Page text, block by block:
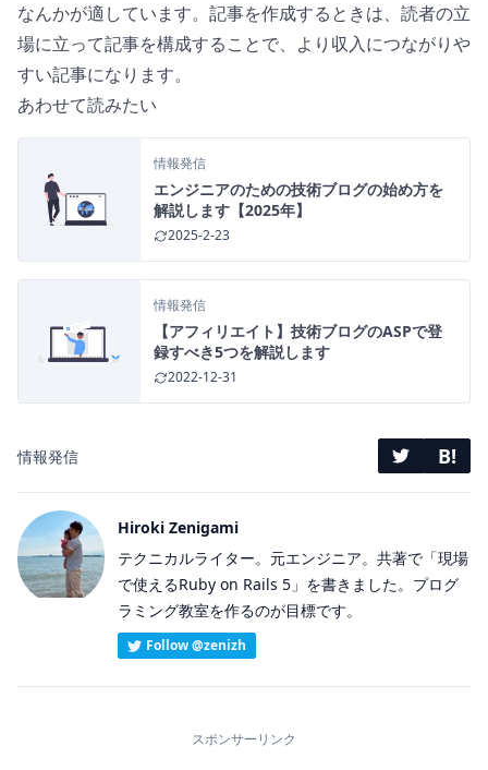
なんかが適しています。記事を作成するときは、読者の立
場に立って記事を構成することで、より収入につながりや
すい記事になります。
あわせて読みたい
情報発信
エンジニアのための技術ブログの始め方を
解説します【2025年】
2025-2-23
情報発信
【アフィリエイト】技術ブログのASPで登
録すべき5つを解説します
2022-12-31
情報発信 B!
Hiroki Zenigami
テクニカルライター。元エンジニア。共著で「現場
で使えるRuby on Rails 5」を書きました。プログ
ラミング教室を作るのが目標です。
Follow @zenizh
スポンサーリンク